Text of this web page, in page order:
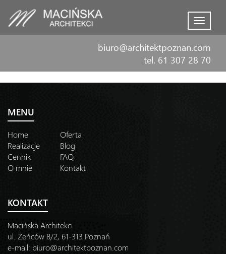
Menu
biuro@architektpoznan.com
tel. 61 307 28 70
MENU
Home
Oferta
Realizacje
Blog
Cennik
FAQ
O mnie
Kontakt
KONTAKT
Macińska Architekci
ul. Żeńców 8/2, 61-313 Poznań
e-mail: biuro@architektpoznan.com